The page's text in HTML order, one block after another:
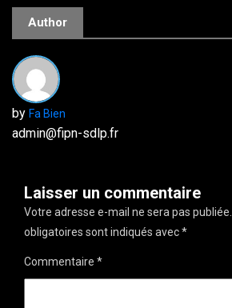
Author
by Fa Bien
admin@fipn-sdlp.fr
Laisser un commentaire
Votre adresse e-mail ne sera pas publiée.
obligatoires sont indiqués avec*
Commentaire *